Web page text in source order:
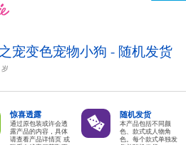
宠变色宠物小狗 - 随机发货
岁
惊喜透露
通过原包装或许会透
露产品的内容，具体
请查看产品详情页 或
随机发货
本产品包括不同颜
色、款式或人物角
色。每个款式单独发